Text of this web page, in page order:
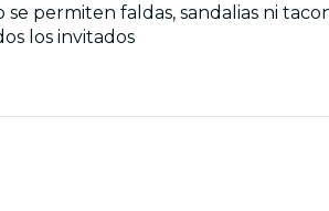
permiten faldas, sandalias ni
los invitados